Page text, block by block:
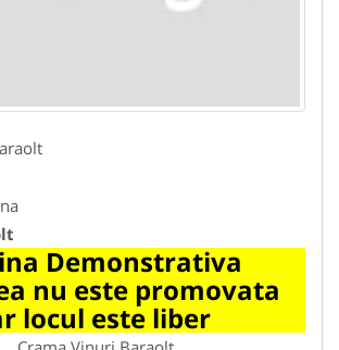
Demonstrativa
nu este promovata
locul este liber